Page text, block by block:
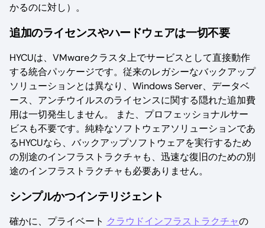
かるのに対し）。
追加のライセンスやハードウェアは一切不要
HYCUは、VMwareクラスタ上でサービスとして直接動作
する統合パッケージです。従来のレガシーなバックアップ
ソリューションとは異なり、Windows Server、データベ
ース、アンチウイルスのライセンスに関する隠れた追加費
用は一切発生しません。 また、プロフェッショナルサー
ビスも不要です。純粋なソフトウェアソリューションであ
るHYCUなら、バックアップソフトウェアを実行するため
の別途のインフラストラクチャも、迅速な復旧のための別
途のインフラストラクチャも必要ありません。
シンプルかつインテリジェント
確かに、プライベート クラウドインフラストラクチャの